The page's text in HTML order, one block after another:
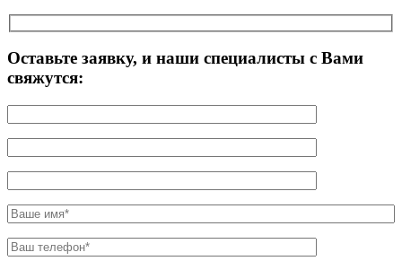
Оставьте заявку, и наши специалисты с Вами
свяжутся: